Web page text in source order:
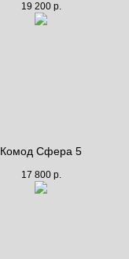
19 200 р.
Комод Сфера 5
17 800 р.